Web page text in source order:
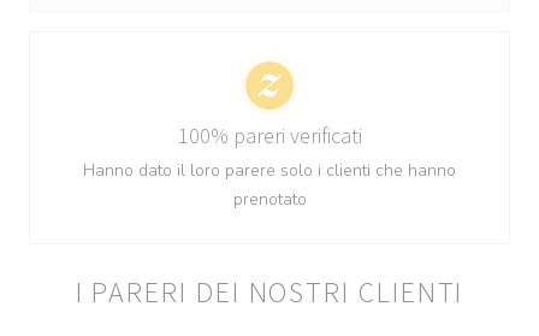
I PARERI DEI NOSTRI CLIENTI
100% pareri verificati
Hanno dato il loro parere solo i clienti che hanno
prenotato